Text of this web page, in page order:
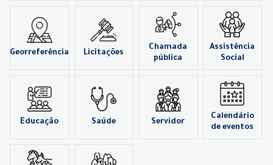
Georreferência Licitações
Chamada
pública
Assistência
Social
Educação Saúde Servidor
Calendário
de eventos